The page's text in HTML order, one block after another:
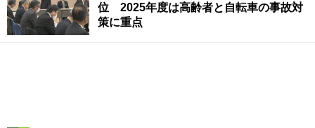
位 2025年度は高齢者と自転車の事故対
策に重点